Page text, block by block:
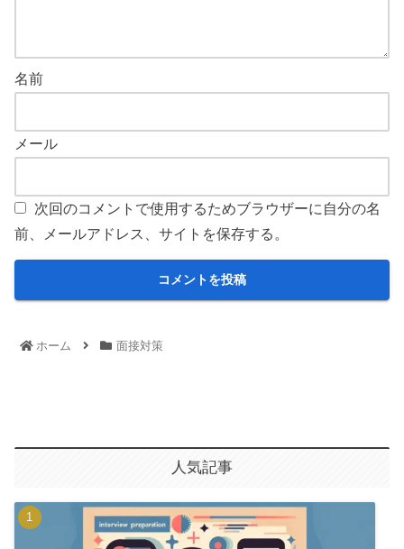
名前
メール
次回のコメントで使用するためブラウザーに自分の名
前、メールアドレス、サイトを保存する。
ホーム 面接対策
人気記事